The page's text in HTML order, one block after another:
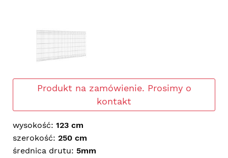
Produkt na zamówienie. Prosimy o
kontakt
wysokość: 123 cm
szerokość: 250 cm
średnica drutu: 5mm